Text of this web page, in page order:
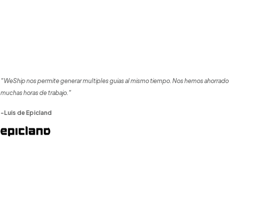
"WeShip nos permite generar multiples guias al mismo tiempo. Nos hemos ahorrado
muchas horas de trabajo."
-Luis de Epicland